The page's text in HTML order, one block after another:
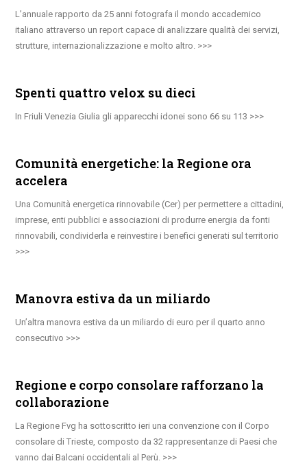
L’annuale rapporto da 25 anni fotografa il mondo accademico
italiano attraverso un report capace di analizzare qualità dei servizi,
strutture, internazionalizzazione e molto altro.
Spenti quattro velox su dieci
In Friuli Venezia Giulia gli apparecchi idonei sono 66 su 113
Comunità energetiche: la Regione ora
accelera
Una Comunità energetica rinnovabile (Cer) per permettere a cittadini,
imprese, enti pubblici e associazioni di produrre energia da fonti
rinnovabili, condividerla e reinvestire i benefici generati sul territorio
Manovra estiva da un miliardo
Un’altra manovra estiva da un miliardo di euro per il quarto anno
consecutivo
Regione e corpo consolare rafforzano la
collaborazione
La Regione Fvg ha sottoscritto ieri una convenzione con il Corpo
consolare di Trieste, composto da 32 rappresentanze di Paesi che
vanno dai Balcani occidentali al Perù.